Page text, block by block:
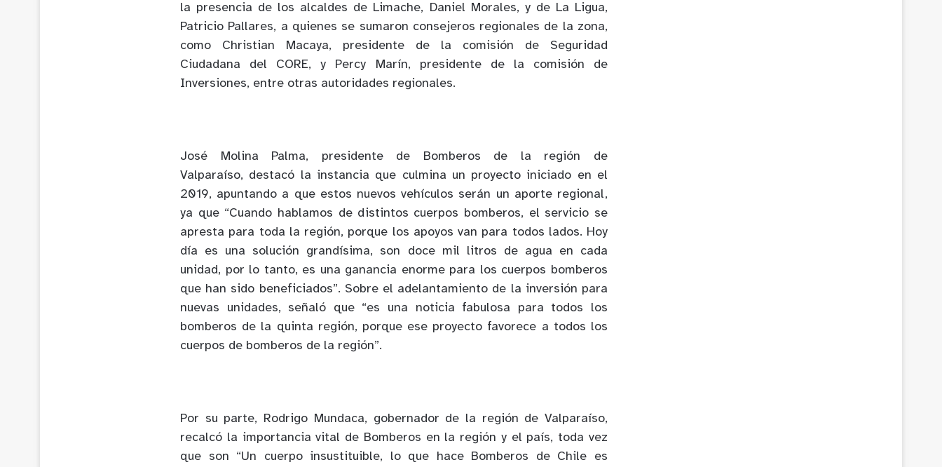
la presencia de los alcaldes de Limache, Daniel Morales, y de La Ligua,
Patricio Pallares, a quienes se sumaron consejeros regionales de la zona,
como Christian Macaya, presidente de la comisión de Seguridad
Ciudadana del CORE, y Percy Marín, presidente de la comisión de
Inversiones, entre otras autoridades regionales.
José Molina Palma, presidente de Bomberos de la región de
Valparaíso, destacó la instancia que culmina un proyecto iniciado en el
2019, apuntando a que estos nuevos vehículos serán un aporte regional,
ya que “Cuando hablamos de distintos cuerpos bomberos, el servicio se
apresta para toda la región, porque los apoyos van para todos lados. Hoy
día es una solución grandísima, son doce mil litros de agua en cada
unidad, por lo tanto, es una ganancia enorme para los cuerpos bomberos
que han sido beneficiados”. Sobre el adelantamiento de la inversión para
nuevas unidades, señaló que “es una noticia fabulosa para todos los
bomberos de la quinta región, porque ese proyecto favorece a todos los
cuerpos de bomberos de la región”.
Por su parte, Rodrigo Mundaca, gobernador de la región de Valparaíso,
recalcó la importancia vital de Bomberos en la región y el país, toda vez
que son “Un cuerpo insustituible, lo que hace Bomberos de Chile es